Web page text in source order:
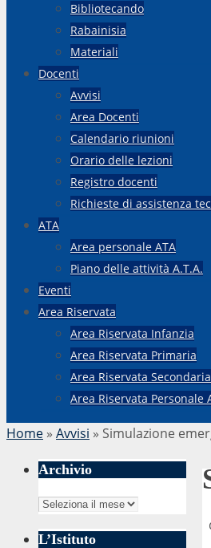
Bibliotecando
Rabainisia
Materiali
Docenti
Avvisi
Area Docenti
Calendario riunioni
Orario delle lezioni
Registro docenti
Richieste di assistenza
ATA
Area personale ATA
Piano delle attività A.T.A.
Eventi
Area Riservata
Area Riservata Infanzia
Area Riservata Primaria
Area Riservata
Area Riservata Personale
Home » Avvisi » Simulazione
Archivio
Archivio
L’Istituto